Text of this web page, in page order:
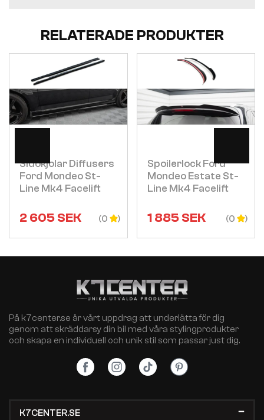
RELATERADE PRODUKTER
Sidokjolar Diffusers
Ford Mondeo St-
Line Mk4 Facelift
2 605SEK (0
Spoilerlock Ford
Mondeo Estate St-
Line Mk4 Facelift
1 885SEK (0
På k7center.se är vårt uppdrag att underlätta för dig
genom att skräddarsy din bil med våra stylingprodukter
och skapa en individuell och unik stil som passar just dig.
K7CENTER.SE